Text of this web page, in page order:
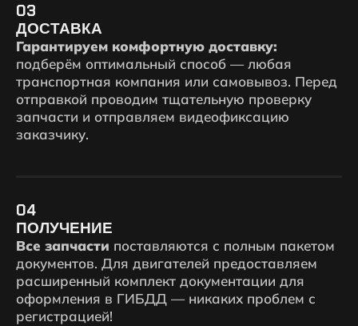
03
ДОСТАВКА
Гарантируем комфортную доставку:
подберём оптимальный способ — любая
транспортная компания или самовывоз. Перед
отправкой проводим тщательную проверку
запчасти и отправляем видеофиксацию
заказчику.
04
ПОЛУЧЕНИЕ
Все запчасти поставляются с полным пакетом
документов. Для двигателей предоставляем
расширенный комплект документации для
оформления в ГИБДД — никаких проблем с
регистрацией!